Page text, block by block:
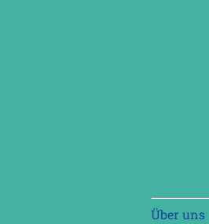
Navigation
Über uns